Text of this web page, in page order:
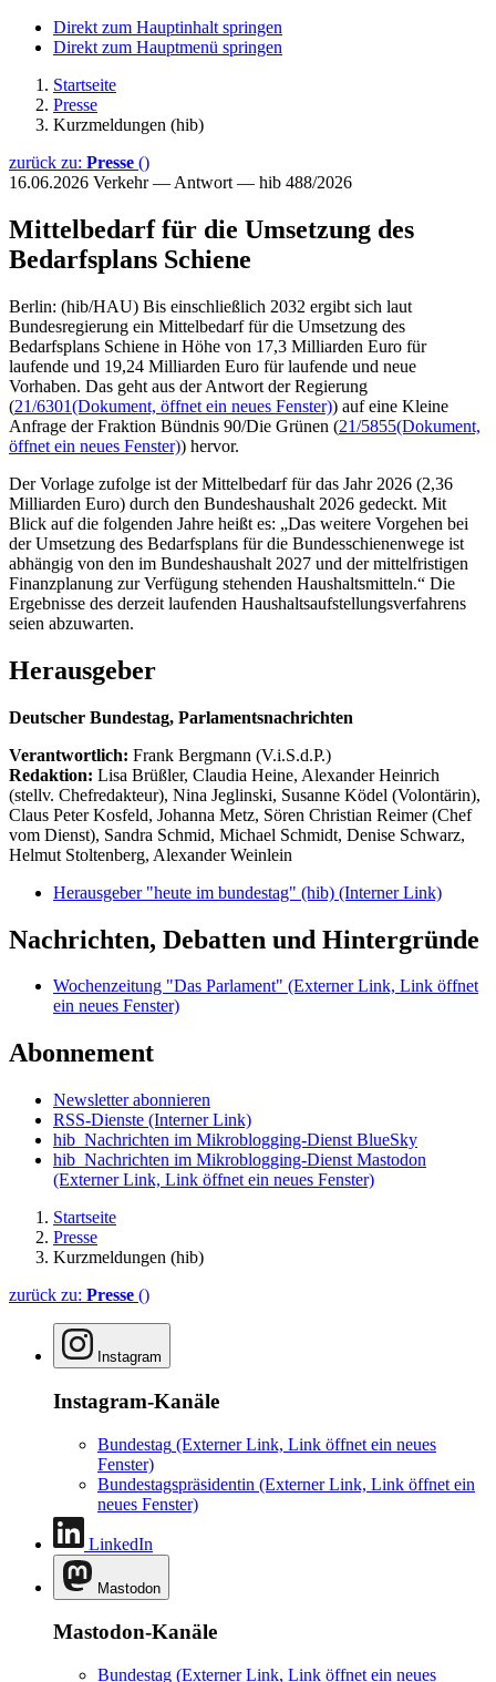
Direkt zum Hauptinhalt springen
Direkt zum Hauptmenü springen
Startseite
Presse
Kurzmeldungen (hib)
zurück zu: Presse ()
16.06.2026 Verkehr — Antwort — hib 488/2026
Mittelbedarf für die Umsetzung des
Bedarfsplans Schiene
Berlin: (hib/HAU) Bis einschließlich 2032 ergibt sich laut
Bundesregierung ein Mittelbedarf für die Umsetzung des
Bedarfsplans Schiene in Höhe von 17,3 Milliarden Euro für
laufende und 19,24 Milliarden Euro für laufende und neue
Vorhaben. Das geht aus der Antwort der Regierung
(21/6301(Dokument, öffnet ein neues Fenster)) auf eine Kleine
Anfrage der Fraktion Bündnis 90/Die Grünen (21/5855(Dokument,
öffnet ein neues Fenster)) hervor.
Der Vorlage zufolge ist der Mittelbedarf für das Jahr 2026 (2,36
Milliarden Euro) durch den Bundeshaushalt 2026 gedeckt. Mit
Blick auf die folgenden Jahre heißt es: „Das weitere Vorgehen bei
der Umsetzung des Bedarfsplans für die Bundesschienenwege ist
abhängig von den im Bundeshaushalt 2027 und der mittelfristigen
Finanzplanung zur Verfügung stehenden Haushaltsmitteln.“ Die
Ergebnisse des derzeit laufenden Haushaltsaufstellungsverfahrens
seien abzuwarten.
Herausgeber
Deutscher Bundestag, Parlamentsnachrichten
Verantwortlich: Frank Bergmann (V.i.S.d.P.)
Redaktion: Lisa Brüßler, Claudia Heine, Alexander Heinrich
(stellv. Chefredakteur), Nina Jeglinski, Susanne Ködel (Volontärin),
Claus Peter Kosfeld, Johanna Metz, Sören Christian Reimer (Chef
vom Dienst), Sandra Schmid, Michael Schmidt, Denise Schwarz,
Helmut Stoltenberg, Alexander Weinlein
Herausgeber "heute im bundestag" (hib) (Interner Link)
Nachrichten, Debatten und Hintergründe
Wochenzeitung "Das Parlament" (Externer Link, Link öffnet
ein neues Fenster)
Abonnement
Newsletter abonnieren
RSS-Dienste (Interner Link)
hib_Nachrichten im Mikroblogging-Dienst BlueSky
hib_Nachrichten im Mikroblogging-Dienst Mastodon
(Externer Link, Link öffnet ein neues Fenster)
Startseite
Presse
Kurzmeldungen (hib)
zurück zu: Presse ()
Instagram
Instagram-Kanäle
Bundestag (Externer Link, Link öffnet ein neues
Fenster)
Bundestagspräsidentin (Externer Link, Link öffnet ein
neues Fenster)
LinkedIn
Mastodon
Mastodon-Kanäle
Bundestag (Externer Link, Link öffnet ein neues